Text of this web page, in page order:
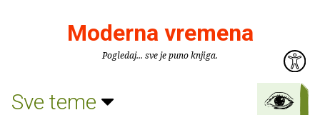
Moderna vremena
Pogledaj... sve je puno knjiga.
Sve teme